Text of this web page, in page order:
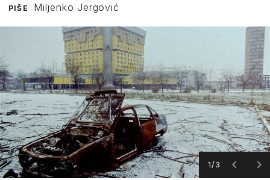
PIŠE Miljenko Jergović
1/3